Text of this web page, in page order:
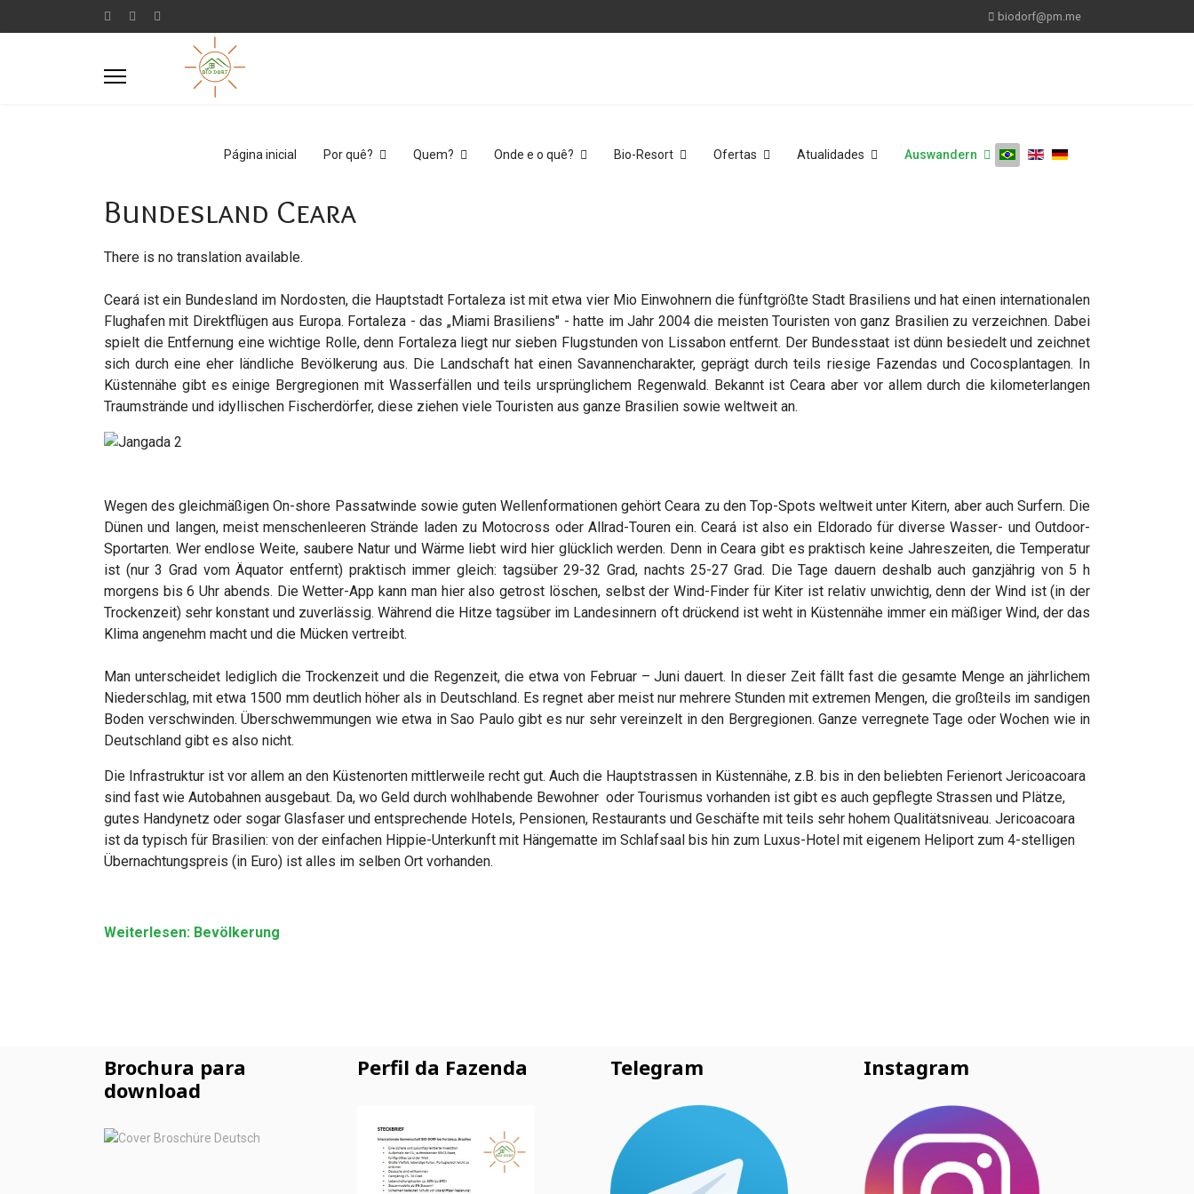
biodorf@pm.me
Página inicial Por quê? Quem? Onde e o quê? Bio-Resort Ofertas Atualidades Auswandern
Bundesland Ceara
There is no translation available.
Ceará ist ein Bundesland im Nordosten, die Hauptstadt Fortaleza ist mit etwa vier Mio Einwohnern die fünftgrößte Stadt Brasiliens und hat einen internationalen
Flughafen mit Direktflügen aus Europa. Fortaleza - das „Miami Brasiliens" - hatte im Jahr 2004 die meisten Touristen von ganz Brasilien zu verzeichnen. Dabei
spielt die Entfernung eine wichtige Rolle, denn Fortaleza liegt nur sieben Flugstunden von Lissabon entfernt. Der Bundesstaat ist dünn besiedelt und zeichnet
sich durch eine eher ländliche Bevölkerung aus. Die Landschaft hat einen Savannencharakter, geprägt durch teils riesige Fazendas und Cocosplantagen. In
Küstennähe gibt es einige Bergregionen mit Wasserfällen und teils ursprünglichem Regenwald. Bekannt ist Ceara aber vor allem durch die kilometerlangen
Traumstrände und idyllischen Fischerdörfer, diese ziehen viele Touristen aus ganze Brasilien sowie weltweit an.
Wegen des gleichmäßigen On-shore Passatwinde sowie guten Wellenformationen gehört Ceara zu den Top-Spots weltweit unter Kitern, aber auch Surfern. Die
Dünen und langen, meist menschenleeren Strände laden zu Motocross oder Allrad-Touren ein. Ceará ist also ein Eldorado für diverse Wasser- und Outdoor-
Sportarten. Wer endlose Weite, saubere Natur und Wärme liebt wird hier glücklich werden. Denn in Ceara gibt es praktisch keine Jahreszeiten, die Temperatur
ist (nur 3 Grad vom Äquator entfernt) praktisch immer gleich: tagsüber 29-32 Grad, nachts 25-27 Grad. Die Tage dauern deshalb auch ganzjährig von 5 h
morgens bis 6 Uhr abends. Die Wetter-App kann man hier also getrost löschen, selbst der Wind-Finder für Kiter ist relativ unwichtig, denn der Wind ist (in der
Trockenzeit) sehr konstant und zuverlässig. Während die Hitze tagsüber im Landesinnern oft drückend ist weht in Küstennähe immer ein mäßiger Wind, der das
Klima angenehm macht und die Mücken vertreibt.
Man unterscheidet lediglich die Trockenzeit und die Regenzeit, die etwa von Februar – Juni dauert. In dieser Zeit fällt fast die gesamte Menge an jährlichem
Niederschlag, mit etwa 1500 mm deutlich höher als in Deutschland. Es regnet aber meist nur mehrere Stunden mit extremen Mengen, die großteils im sandigen
Boden verschwinden. Überschwemmungen wie etwa in Sao Paulo gibt es nur sehr vereinzelt in den Bergregionen. Ganze verregnete Tage oder Wochen wie in
Deutschland gibt es also nicht.
Die Infrastruktur ist vor allem an den Küstenorten mittlerweile recht gut. Auch die Hauptstrassen in Küstennähe, z.B. bis in den beliebten Ferienort Jericoacoara
sind fast wie Autobahnen ausgebaut. Da, wo Geld durch wohlhabende Bewohner oder Tourismus vorhanden ist gibt es auch gepflegte Strassen und Plätze,
gutes Handynetz oder sogar Glasfaser und entsprechende Hotels, Pensionen, Restaurants und Geschäfte mit teils sehr hohem Qualitätsniveau. Jericoacoara
ist da typisch für Brasilien: von der einfachen Hippie-Unterkunft mit Hängematte im Schlafsaal bis hin zum Luxus-Hotel mit eigenem Heliport zum 4-stelligen
Übernachtungspreis (in Euro) ist alles im selben Ort vorhanden.
Weiterlesen: Bevölkerung
Brochura para
download
Perfil da Fazenda Telegram Instagram